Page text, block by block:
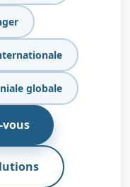
globale
vous